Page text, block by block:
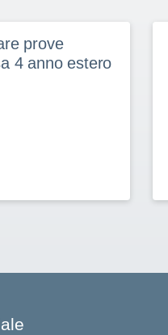
prove
4 anno estero